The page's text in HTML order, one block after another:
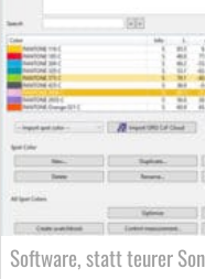
Software, statt teurer